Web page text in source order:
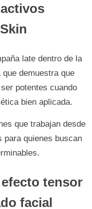
late dentro de la
que demuestra que
potentes cuando
bien aplicada.
que trabajan desde
para quienes buscan
tensor
facial